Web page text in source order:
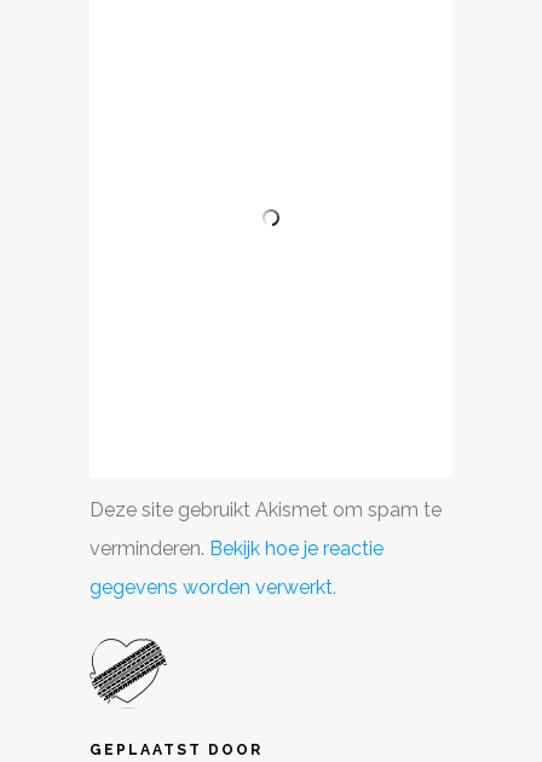
Deze site gebruikt Akismet om spam te
verminderen. Bekijk hoe je reactie
gegevens worden verwerkt.
GEPLAATST DOOR